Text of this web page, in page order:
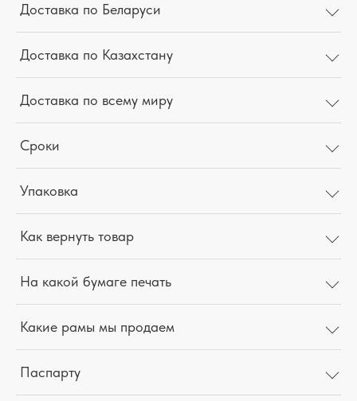
Доставка по Беларуси
Доставка по Казахстану
Доставка по всему миру
Сроки
Упаковка
Как вернуть товар
На какой бумаге печать
Какие рамы мы продаем
Паспарту